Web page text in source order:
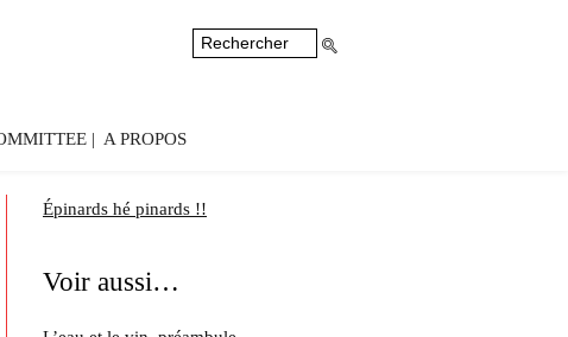
A PROPOS
Épinards hé pinards !!
Voir aussi…